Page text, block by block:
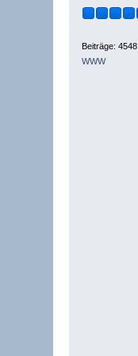
Beiträge: 4548
WWW